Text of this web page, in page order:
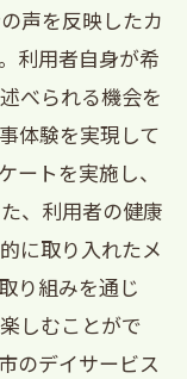
画の策定
素紹介
を理解する
用者の健康を
響
の仕組み
提供
例
声を反映したカ
利用者自身が希
べられる機会を
体験を実現して
ートを実施し、
、利用者の健康
に取り入れたメ
り組みを通じ
しむことがで
のデイサービス